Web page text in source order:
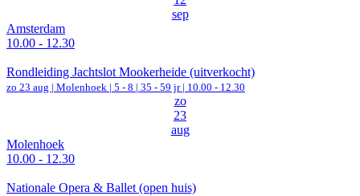
sep
Amsterdam
10.00 - 12.30
Rondleiding Jachtslot Mookerheide (uitverkocht)
zo 23 aug | Molenhoek | 5 - 8 | 35 - 59 jr | 10.00 - 12.30
zo
23
aug
Molenhoek
10.00 - 12.30
Nationale Opera & Ballet (open huis)